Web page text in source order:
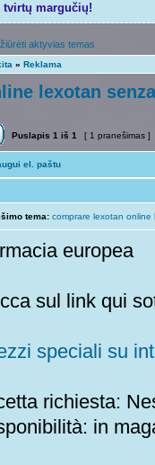
tvirtų margučių!
aktyvias temas
» Reklama
lexotan
Puslapis 1 iš 1 [ 1 pranešimas ]
el. paštu
tema: comprare lexotan online
europea
sul link qui
speciali su
richiesta:
in